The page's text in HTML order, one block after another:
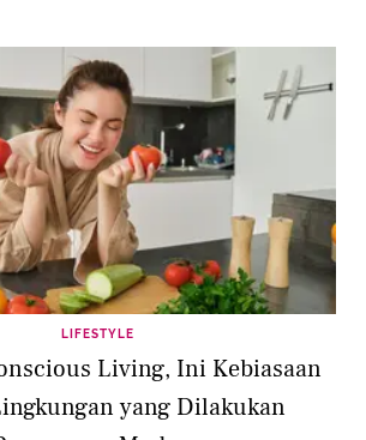
LIFESTYLE
Living, Ini Kebiasaan
yang Dilakukan